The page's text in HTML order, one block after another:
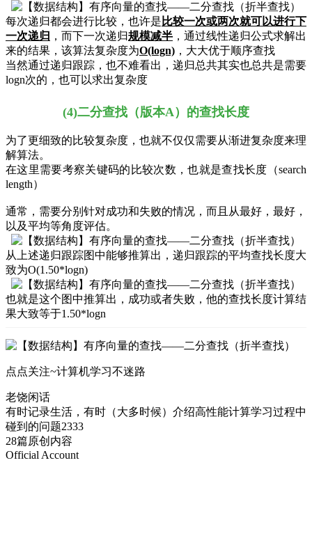
每次递归都会进行比较，也许是 比较一次或两次就可以进行下
一次递归 ，而下一次递归规模减半 ，通过线性递归公式求解出
来的结果，该算法复杂度为O(logn) ，大大优于顺序查找
当然通过递归跟踪，也不难看出，递归总共其实也总共是需要
logn次的，也可以求出复杂度
(4)二分查找（版本A）的查找长度
为了更细致的比较复杂度，也就不仅仅需要从渐进复杂度来理
解算法。
在这里需要考察关键码的比较次数，也就是查找长度（search
length）
通常，需要分别针对成功和失败的情况，而且从最好，最好，
以及平均等角度评估。
从上述递归跟踪图中能够推算出，递归跟踪的平均查找长度大
致为O(1.50*logn)
也就是这个图中推算出，成功或者失败，他的查找长度计算结
果大致等于1.50*logn
点点关注~计算机学习不迷路
老饶闲话
有时记录生活，有时（大多时候）介绍高性能计算学习过程中
碰到的问题2333
28篇原创内容
Official Account